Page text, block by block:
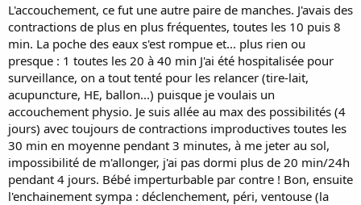
L'accouchement, ce fut une autre paire de manches. J'avais des
contractions de plus en plus fréquentes, toutes les 10 puis 8
min. La poche des eaux s'est rompue et... plus rien ou
presque : 1 toutes les 20 à 40 min J'ai été hospitalisée pour
surveillance, on a tout tenté pour les relancer (tire-lait,
acupuncture, HE, ballon...) puisque je voulais un
accouchement physio. Je suis allée au max des possibilités (4
jours) avec toujours de contractions improductives toutes les
30 min en moyenne pendant 3 minutes, à me jeter au sol,
impossibilité de m'allonger, j'ai pas dormi plus de 20 min/24h
pendant 4 jours. Bébé imperturbable par contre ! Bon, ensuite
l'enchainement sympa : déclenchement, péri, ventouse (la